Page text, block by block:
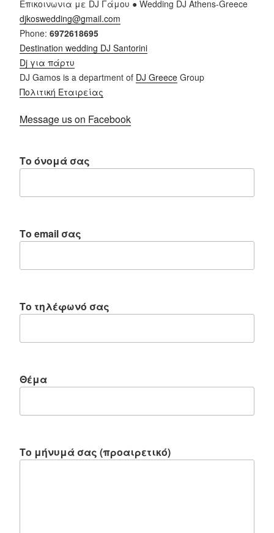
Επικοινωνια με DJ Γάμου ● Wedding DJ Athens-Greece
djkoswedding@gmail.com
Phone: 6972618695
Destination wedding DJ Santorini
Dj για πάρτυ
DJ Gamos is a department of DJ Greece Group
Πολιτική Εταιρείας
Message us on Facebook
Το όνομά σας
Το email σας
Το τηλέφωνό σας
Θέμα
Το μήνυμά σας (προαιρετικό)